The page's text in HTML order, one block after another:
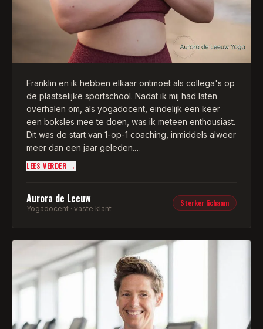
Franklin en ik hebben elkaar ontmoet als collega's op
de plaatselijke sportschool. Nadat ik mij had laten
overhalen om, als yogadocent, eindelijk een keer
een boksles mee te doen, was ik meteen enthousiast.
Dit was de start van 1-op-1 coaching, inmiddels alweer
meer dan een jaar geleden.
Franklin's coaching en begeleiding heeft ervoor
geworden, waardoor ik mijn eigen yogalessen met
nog meer gemak kan geven. Daarnaast heb ik mijn
tillen, omdat ik eindelijk de spiergroepen heb kunnen
versterken die ik nodig had voor de meer uitdagende
armbalans-houdingen.
Franklin is een enthousiaste, vrolijke coach, die de
training altijd goed weet af te stemmen op mijn
energieniveau. Elke sessie is weer een feestje!
LEES VERDER →
Aurora de Leeuw
Yogadocent · vaste klant
Sterker lichaam